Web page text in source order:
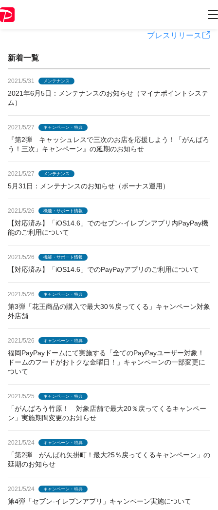
PayPayからのお知らせ
プレスリリース
新着一覧
2021/5/31 メンテナンス
2021年6月5日：メンテナンスのお知らせ（マイナポイントシステ
ム）
2021/5/27 キャンペーン・特典
『第2弾 キャッシュレスで三次のお店を応援しよう！「がんばろ
う！三次」キャンペーン』の延期のお知らせ
2021/5/27 メンテナンス
5月31日：メンテナンスのお知らせ（ボーナス運用）
2021/5/26 機能・サポート情報
【対応済み】「iOS14.6」でのセブン-イレブンアプリ内PayPay機
能のご利用について
2021/5/26 機能・サポート情報
【対応済み】「iOS14.6」でのPayPayアプリのご利用について
2021/5/26 キャンペーン・特典
第3弾「花王商品の購入で最大30％戻ってくる」キャンペーン対象
外店舗
2021/5/26 キャンペーン・特典
福岡PayPayドームにて実施する「全てのPayPayユーザー対象！
ドームのフードがおトクな金曜日！」キャンペーンの一部変更に
ついて
2021/5/25 キャンペーン・特典
「がんばろう竹原！ 対象店舗で最大20％戻ってくるキャンペー
ン」実施期間変更のお知らせ
2021/5/24 キャンペーン・特典
「第2弾 がんばれ矢掛町！最大25％戻ってくるキャンペーン」の
延期のお知らせ
2021/5/24 キャンペーン・特典
第4弾「セブン-イレブンアプリ」キャンペーン実施について